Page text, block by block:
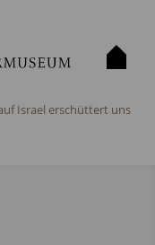
Israel erschüttert uns